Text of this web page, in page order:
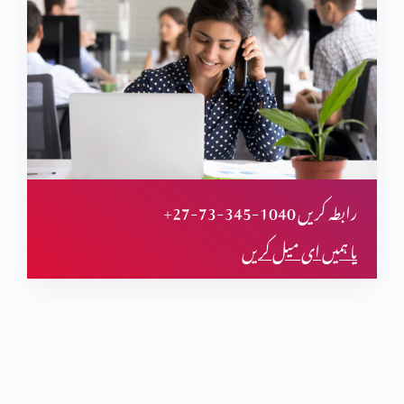
الہامی کتابیں: نیا عہد نامہ
الہامی کتابیں: تحریر، ترتیب اور تشکیل
انبیا یا فرشتوں کی معرفت کلام الٰہی
+27-73-345-1040 رابطہ کریں
یا ہمیں ای میل کریں